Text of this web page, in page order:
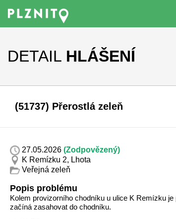
DETAIL HLÁŠENÍ
(51737) Přerostlá zeleň
27.05.2026 (Zodpovězený)
K Remízku 2, Lhota
Veřejná zeleň
Popis problému
Kolem provizorního chodníku u ulice K Remízku je
začíná zasahovat do chodníku.